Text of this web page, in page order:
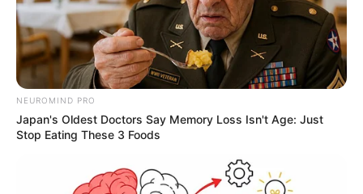
NEUROMIND PRO
Japan's Oldest Doctors Say Memory Loss Isn't Age: Just
Stop Eating These 3 Foods